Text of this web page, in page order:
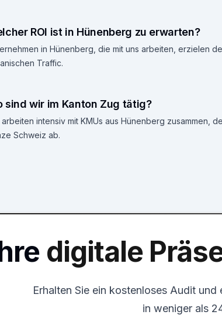
ROI ist in Hünenberg zu erwarten?
in Hünenberg, die mit uns arbeiten, erzielen
Traffic.
sind wir im Kanton Zug tätig?
arbeiten intensiv mit KMUs aus Hünenberg zusammen,
Schweiz ab.
digitale
Erhalten Sie ein kostenloses Audit
in weniger als